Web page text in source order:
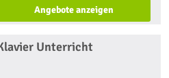
Angebote anzeigen
Unterricht